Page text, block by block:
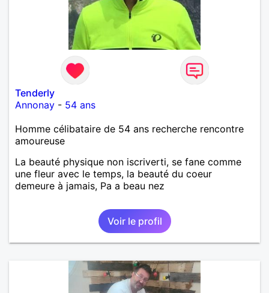
Tenderly
Annonay - 54 ans
Homme célibataire de 54 ans recherche rencontre
amoureuse
La beauté physique non iscriverti, se fane comme
une fleur avec le temps, la beauté du coeur
demeure à jamais, Pa a beau nez
Voir le profil